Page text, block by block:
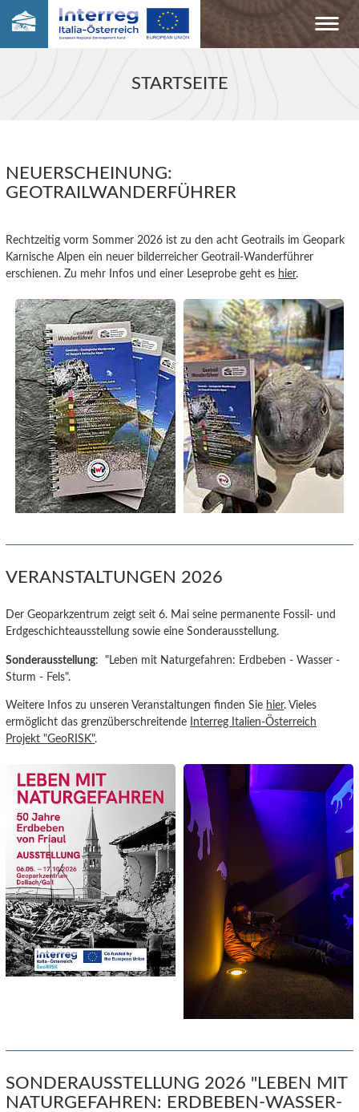
STARTSEITE
NEUERSCHEINUNG:
GEOTRAILWANDERFÜHRER
Rechtzeitig vorm Sommer 2026 ist zu den acht Geotrails im Geopark
Karnische Alpen ein neuer bilderreicher Geotrail-Wanderführer
erschienen. Zu mehr Infos und einer Leseprobe geht es hier.
VERANSTALTUNGEN 2026
Der Geoparkzentrum zeigt seit 6. Mai seine permanente Fossil- und
Erdgeschichteausstellung sowie eine Sonderausstellung.
Sonderausstellung: "Leben mit Naturgefahren: Erdbeben - Wasser -
Sturm - Fels".
Weitere Infos zu unseren Veranstaltungen finden Sie hier. Vieles
ermöglicht das grenzüberschreitende Interreg Italien-Österreich
Projekt "GeoRISK".
SONDERAUSSTELLUNG 2026 "LEBEN MIT
NATURGEFAHREN: ERDBEBEN-WASSER-